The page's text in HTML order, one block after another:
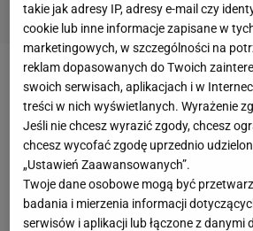
- Ja mam 30 lat, ale na mojej
pograć jeszcze cztery lata, więc
awansu mógłbym pojechać na
Jestem w najlepszym wieku do
pozycji - przyznał Glik w
Sport".
takie jak adresy IP, adresy e-mail czy
cookie lub inne informacje zapisane w
marketingowych, w szczególności na
reklam dopasowanych do Twoich
swoich serwisach, aplikacjach i w
treści w nich wyświetlanych. Wyrażenie
Jeśli nie chcesz wyrazić zgody, chcesz
chcesz wycofać zgodę uprzednio
„Ustawień Zaawansowanych”.
Twoje dane osobowe mogą być
badania i mierzenia informacji
serwisów i aplikacji lub łączone z danymi